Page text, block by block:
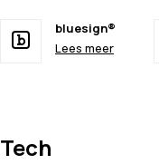
bluesign®
Lees meer
Tech